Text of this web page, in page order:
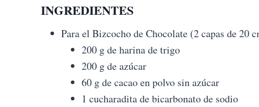
INGREDIENTES
Para el Bizcocho de Chocolate (2 capas de 20
200 g de harina de trigo
200 g de azúcar
60 g de cacao en polvo sin azúcar
1 cucharadita de bicarbonato de sodio